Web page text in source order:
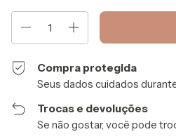
Compra protegida
Seus dados cuidados
Trocas e devoluções
Se não gostar, você pode